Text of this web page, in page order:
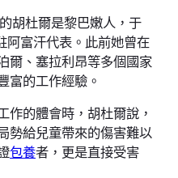
杜爾是黎巴嫩人，于
阿富汗代表。此前她曾在
爾、塞拉利昂等多個國家
富的工作經驗。
的體會時，胡杜爾說，
勢給兒童帶來的傷害難以
包養者，更是直接受害